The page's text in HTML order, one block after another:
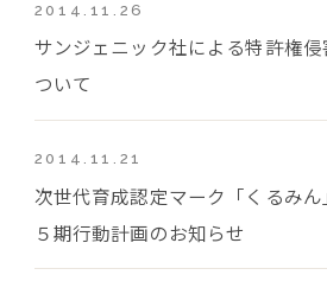
2014.11.26
サンジェニック社による特許権
ついて
2014.11.21
次世代育成認定マーク「くるみ
５期行動計画のお知らせ